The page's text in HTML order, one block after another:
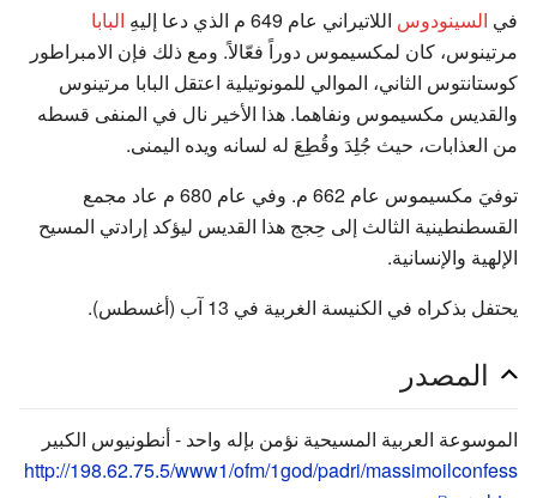
في السينودوس اللاتيراني عام 649 م الذي دعا إليهِ
البابا
مرتينوس، كان لمكسيموس دوراً فعّالاً. ومع ذلك فإن الامبراطور
كوستانتوس الثاني، الموالي للمونوتيلية اعتقل البابا مرتينوس
والقديس مكسيموس ونفاهما. هذا الأخير نال في المنفى قسطه
من العذابات، حيث جُلِدَ وقُطِعَ له لسانه ويده اليمنى.
توفيَ مكسيموس عام 662 م. وفي عام 680 م عاد مجمع
القسطنطينية الثالث إلى حِجج هذا القديس ليؤكد إرادتي المسيح
الإلهية والإنسانية.
يحتفل بذكراه في الكنيسة الغربية في 13 آب (أغسطس).
المصدر
الموسوعة العربية المسيحية نؤمن بإله واحد - أنطونيوس الكبير
http://198.62.75.5/www1/ofm/1god/padri/massimoilconfess